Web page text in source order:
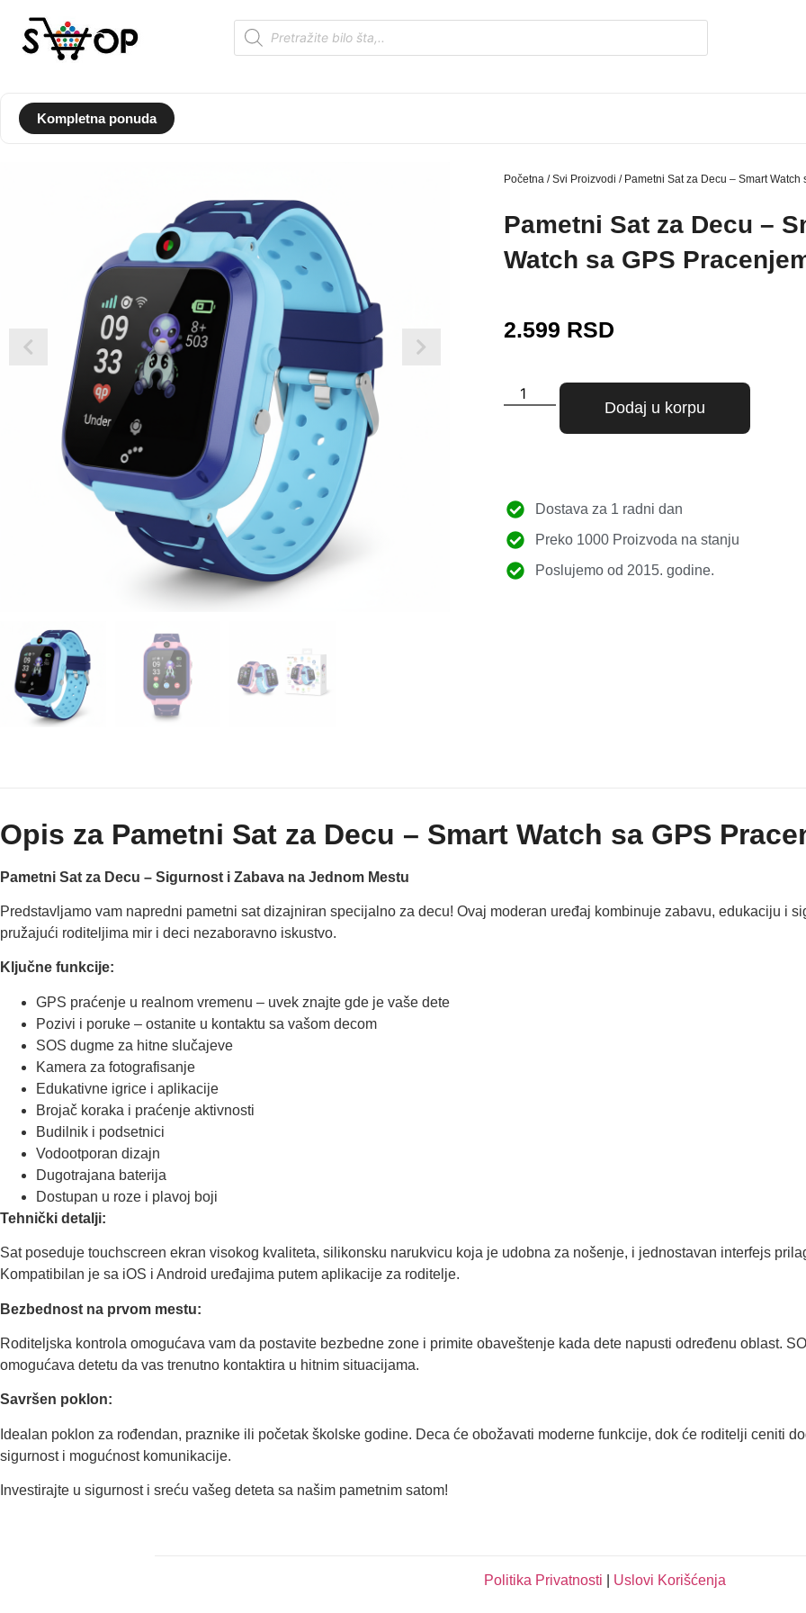
Kompletna ponuda
Početna /Svi Proizvodi / Pametni Sat za Decu – Smart Watch
Pametni Sat za Decu –
Watch sa GPS
2.599 RSD
Dodaj u korpu
Dostava za 1 radni dan
Preko 1000 Proizvoda na stanju
Poslujemo od 2015. godine.
Opis za Pametni Sat za Decu – Smart Watch sa GPS
Pametni Sat za Decu – Sigurnost i Zabava na Jednom Mestu
Predstavljamo vam napredni pametni sat dizajniran specijalno za decu! Ovaj moderan uređaj kombinuje zabavu, edukaciju i
pružajući roditeljima mir i deci nezaboravno iskustvo.
Ključne funkcije:
GPS praćenje u realnom vremenu – uvek znajte gde je vaše dete
Pozivi i poruke – ostanite u kontaktu sa vašom decom
SOS dugme za hitne slučajeve
Kamera za fotografisanje
Edukativne igrice i aplikacije
Brojač koraka i praćenje aktivnosti
Budilnik i podsetnici
Vodootporan dizajn
Dugotrajana baterija
Dostupan u roze i plavoj boji
Tehnički detalji:
Sat poseduje touchscreen ekran visokog kvaliteta, silikonsku narukvicu koja je udobna za nošenje, i jednostavan interfejs
Kompatibilan je sa iOS i Android uređajima putem aplikacije za roditelje.
Bezbednost na prvom mestu:
Roditeljska kontrola omogućava vam da postavite bezbedne zone i primite obaveštenje kada dete napusti određenu oblast.
omogućava detetu da vas trenutno kontaktira u hitnim situacijama.
Savršen poklon:
Idealan poklon za rođendan, praznike ili početak školske godine. Deca će obožavati moderne funkcije, dok će roditelji ceniti
sigurnost i mogućnost komunikacije.
Investirajte u sigurnost i sreću vašeg deteta sa našim pametnim satom!
Politika Privatnosti Uslovi Korišćenja